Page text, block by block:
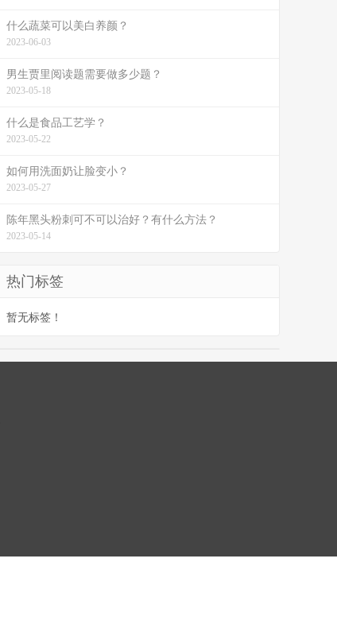
什么蔬菜可以美白养颜？
2023-06-03
男生贾里阅读题需要做多少题？
2023-05-18
什么是食品工艺学？
2023-05-22
如何用洗面奶让脸变小？
2023-05-27
陈年黑头粉刺可不可以治好？有什么方法？
2023-05-14
热门标签
暂无标签！